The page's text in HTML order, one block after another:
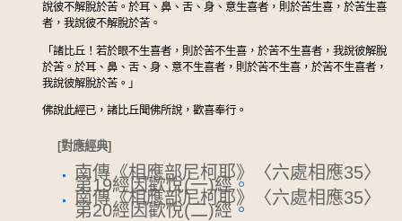
說彼不解脫於苦。於耳、鼻、舌、身、意生喜者，則於苦生喜，於苦生喜
者，我說彼不解脫於苦。
「諸比丘！若於眼不生喜者，則於苦不生喜，於苦不生喜者，我說彼解脫
於苦。於耳、鼻、舌、身、意不生喜者，則於苦不生喜，於苦不生喜者，
我說彼解脫於苦。」
佛說此經已，諸比丘聞佛所說，歡喜奉行。
[對應經典]
南傳《相應部尼柯耶》〈六處相應35〉
第19經因歡悅(一)經。
南傳《相應部尼柯耶》〈六處相應35〉
第20經因歡悅(二)經 。